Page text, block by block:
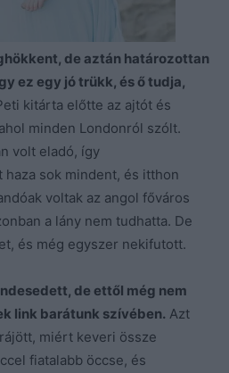
de aztán határozottan
ez egy jó trükk, és ő tudja,
kitárta előtte az ajtót és
minden Londonról szólt.
volt eladó, így
sok mindent, és itthon
voltak az angol főváros
a lány nem tudhatta. De
és még egyszer nekifutott.
de ettől még nem
link barátunk szívében. Azt
miért keveri össze
fiatalabb öccse, és